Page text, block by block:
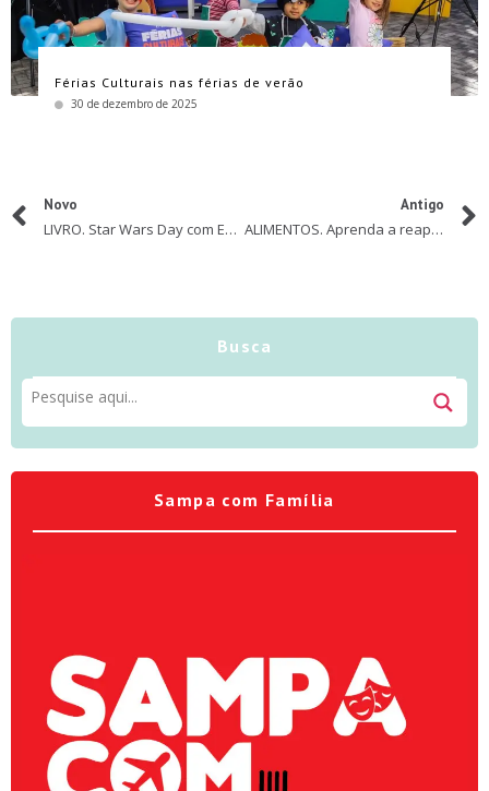
Férias Culturais nas férias de verão
30 de dezembro de 2025
Novo
LIVRO. Star Wars Day com Editora Panini
Antigo
ALIMENTOS. Aprenda a reaproveitar sementes e raízes para plantar horta em casa
Busca
Sampa com Família